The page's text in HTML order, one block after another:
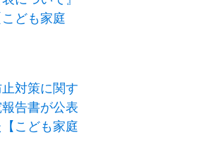
ども家庭
対策に関す
告書が公表
こども家庭